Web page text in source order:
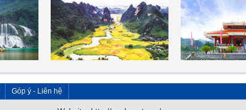
Góp ý - Liên hệ